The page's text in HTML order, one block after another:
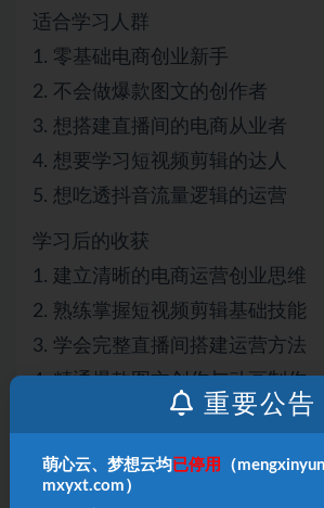
适合学习人群
1. 零基础电商创业新手
2. 不会做爆款图文的创作者
3. 想搭建直播间的电商从业者
4. 想要学习短视频剪辑的达人
5. 想吃透抖音流量逻辑的运营
学习后的收获
1. 建立清晰的电商运营创业思维
2. 熟练掌握短视频剪辑基础技能
3. 学会完整直播间搭建运营方法
4. 精通爆款图文创作与动画制作
5. 掌握抖音底层逻辑，轻松起号
课程目录：
1 【学习必看】第一节课-开悟思
重要公告
萌心云、梦想云均 已停用
（
mxyxt.com）